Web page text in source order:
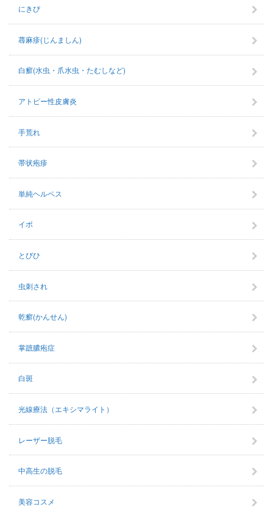
にきび
蕁麻疹(じんましん)
白癬(水虫・爪水虫・たむしなど)
アトピー性皮膚炎
手荒れ
帯状疱疹
単純ヘルペス
イボ
とびひ
虫刺され
乾癬(かんせん)
掌蹠膿疱症
白斑
光線療法（エキシマライト）
レーザー脱毛
中高生の脱毛
美容コスメ